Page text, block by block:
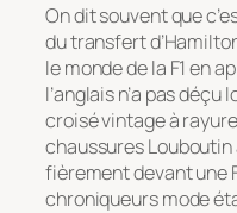
On dit souvent que
du transfert
le monde de la F1 en
l’anglais n’a pas
croisé vintage à
chaussures
fièrement devant une
chroniqueurs mode